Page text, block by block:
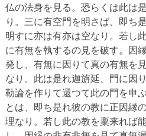
仏の法身を見る。恐らくは此は
り。三に有空門を明さば、即ち
明すに亦は有亦は空なり。若し
に有無を執するの見を破す。因
発し、有無に因りて真の有無を
なり。此は是れ迦旃延、門に因
勒論を作りて還つて此の門を申
とは、即ち是れ彼の教に正因縁
理なり。若し此の教を稟来れば